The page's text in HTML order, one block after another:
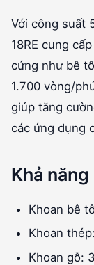
Với công suất
18RE cung
cứng như bê
1.700 vòng/
giúp tăng
các ứng dụng
Khả
Khoan bê
Khoan
Khoan gỗ: